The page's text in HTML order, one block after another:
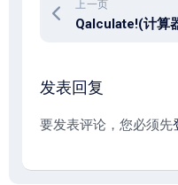
上一页
Qalculate!(计算
发表回复
要发表评论，您必须先